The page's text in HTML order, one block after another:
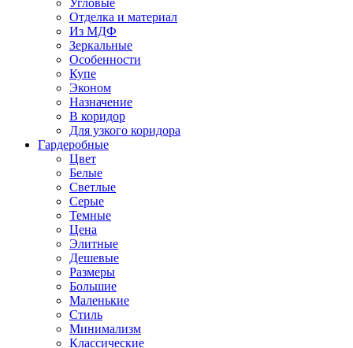
Угловые
Отделка и материал
Из МДФ
Зеркальные
Особенности
Купе
Эконом
Назначение
В коридор
Для узкого коридора
Гардеробные
Цвет
Белые
Светлые
Серые
Темные
Цена
Элитные
Дешевые
Размеры
Большие
Маленькие
Стиль
Минимализм
Классические